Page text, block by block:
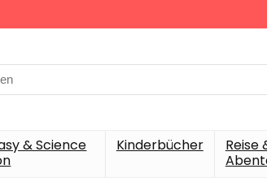
& Science
Kinderbücher
Reise